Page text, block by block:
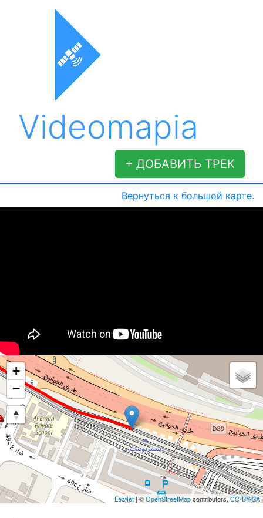
Videomapia
+ ДОБАВИТЬ ТРЕК
Вернуться к большой карте.
+
−
Leaflet| ©OpenStreetMapcontributors,CC-BY-SA